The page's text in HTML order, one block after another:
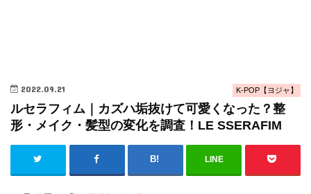
K-POP【ヨジャ】
2022.09.21
ルセラフィム｜カズハ垢抜けて可愛くなった？整
形・メイク・髪型の変化を調査！LE SSERAFIM
LINE